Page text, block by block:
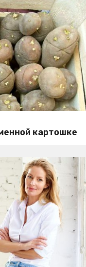
картошке